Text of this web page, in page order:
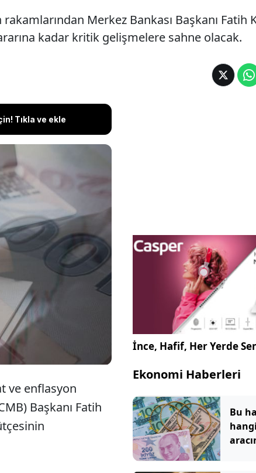
Merkez Bankası Başkanı Fatih
kadar kritik gelişmelere sahne olacak.
Tıkla ve ekle
ve enflasyon
Fatih Karahan’ın
PPK faiz kararına
ve enflasyon
Başkanı Fatih
İnce, Hafif, Her Yerde
Ekonomi Haberleri
Bu